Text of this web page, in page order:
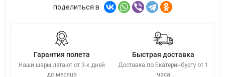
поделиться в
Гарантия полета
Наши шары летают от 3-х дней
до месяца
Быстрая доставка
Доставка по Екатеринбургу от 1
часа